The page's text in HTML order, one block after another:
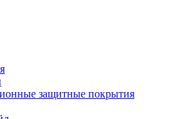
защитные покрытия